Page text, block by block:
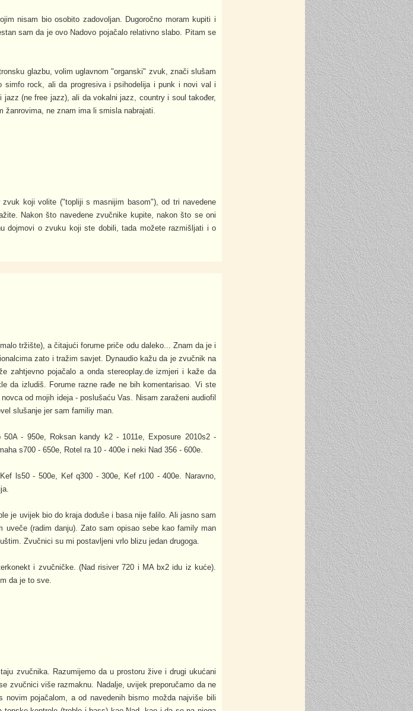
nisam bio osobito zadovoljan. Dugoročno moram kupiti i
sam da je ovo Nadovo pojačalo relativno slabo. Pitam se
glazbu, volim uglavnom "organski" zvuk, znači slušam
rock, ali da progresiva i psihodelija i punk i novi val i
(ne free jazz), ali da vokalni jazz, country i soul također,
žanrovima, ne znam ima li smisla nabrajati.
koji volite ("topliji s masnijim basom"), od tri navedene
Nakon što navedene zvučnike kupite, nakon što se oni
dojmovi o zvuku koji ste dobili, tada možete razmišljati i o
tržište), a čitajući forume priče odu daleko... Znam da je i
zato i tražim savjet. Dynaudio kažu da je zvučnik na
zahtjevno pojačalo a onda stereoplay.de izmjeri i kaže da
da izludiš. Forume razne rađe ne bih komentarisao. Vi ste
od mojih ideja - poslušaću Vas. Nisam zaraženi audiofil
slušanje jer sam familiy man.
50A - 950e, Roksan kandy k2 - 1011e, Exposure 2010s2 -
s700 - 650e, Rotel ra 10 - 400e i neki Nad 356 - 600e.
ls50 - 500e, Kef q300 - 300e, Kef r100 - 400e. Naravno,
je uvijek bio do kraja doduše i basa nije falilo. Ali jasno sam
(radim danju). Zato sam opisao sebe kao family man
Zvučnici su mi postavljeni vrlo blizu jedan drugoga.
i zvučničke. (Nad risiver 720 i MA bx2 idu iz kuće).
da je to sve.
zvučnika. Razumijemo da u prostoru žive i drugi ukućani
zvučnici više razmaknu. Nadalje, uvijek preporučamo da ne
pojačalom, a od navedenih bismo možda najviše bili